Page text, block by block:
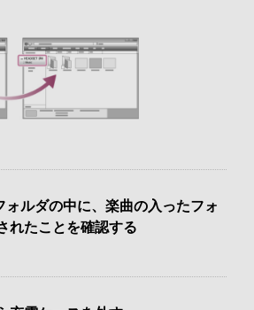
ォルダの中に、楽曲の入ったフォ
れたことを確認する